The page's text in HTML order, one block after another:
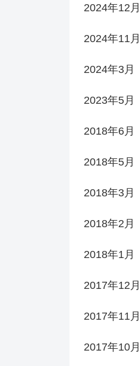
2024年12月
2024年11月
2024年3月
2023年5月
2018年6月
2018年5月
2018年3月
2018年2月
2018年1月
2017年12月
2017年11月
2017年10月